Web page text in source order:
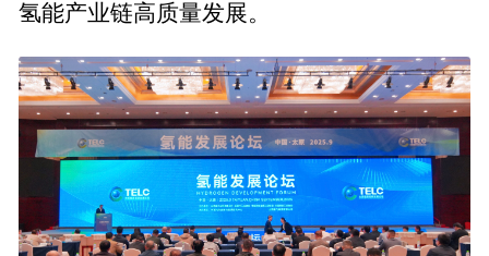
氢能产业链高质量发展。